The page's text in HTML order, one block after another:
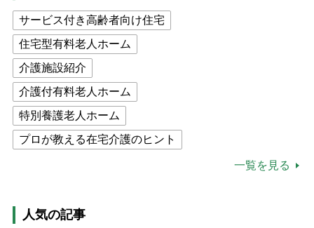
サービス付き高齢者向け住宅
住宅型有料老人ホーム
介護施設紹介
介護付有料老人ホーム
特別養護老人ホーム
プロが教える在宅介護のヒント
猫が母になつきません
一覧を見る
人気の記事